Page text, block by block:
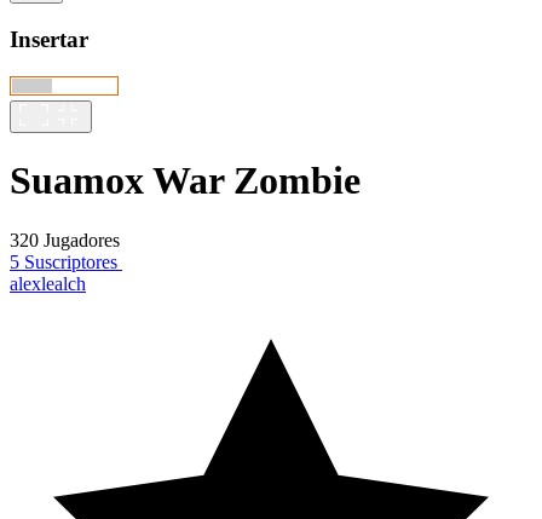
Insertar
Suamox War Zombie
320 Jugadores
5 Suscriptores
alexlealch